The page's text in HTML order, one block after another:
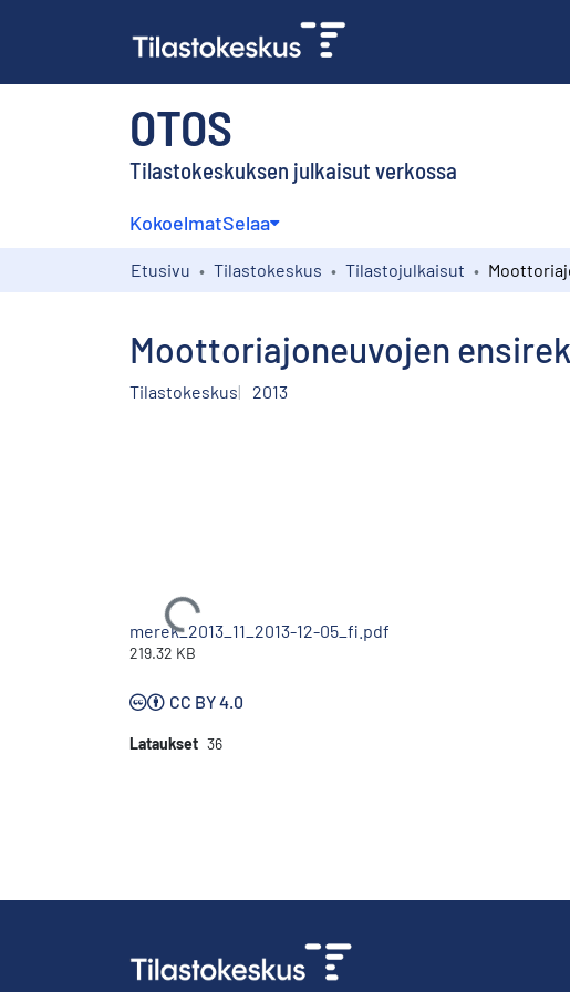
OTOS
Tilastokeskuksen julkaisut verkossa
KokoelmatSelaa
Etusivu Tilastokeskus Tilastojulkaisut
Moottoriajoneuvojen
Tilastokeskus 2013
Ladataan...
merek_2013_11_2013-12-05_fi.pdf
219.32 KB
CC BY 4.0
Lataukset 36